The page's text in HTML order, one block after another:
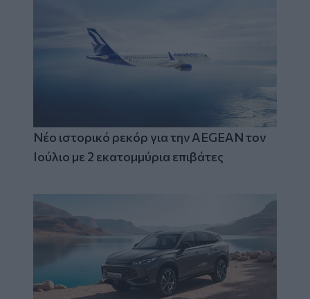
Νέο ιστορικό ρεκόρ για την AEGEAN τον
Ιούλιο με 2 εκατομμύρια επιβάτες